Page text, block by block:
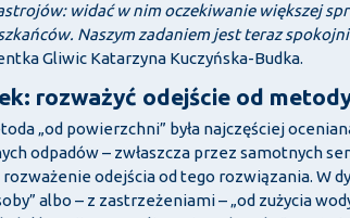
widać w nim oczekiwanie większej
Naszym zadaniem jest teraz
Gliwic Katarzyna Kuczyńska-Budka.
rozważyć odejście od
„od powierzchni” była najczęściej
odpadów – zwłaszcza przez samotnych
odejścia od tego rozwiązania. W
albo – z zastrzeżeniami – „od zużycia